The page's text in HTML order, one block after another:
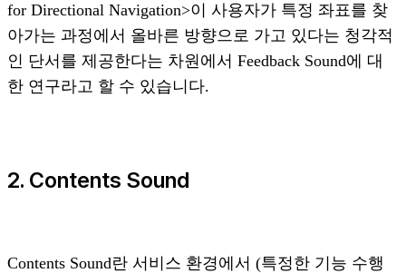
for Directional Navigation>이 사용자가 특정 좌표를 찾
아가는 과정에서 올바른 방향으로 가고 있다는 청각적
인 단서를 제공한다는 차원에서 Feedback Sound에 대
한 연구라고 할 수 있습니다.
2. Contents Sound
Contents Sound란 서비스 환경에서 (특정한 기능 수행